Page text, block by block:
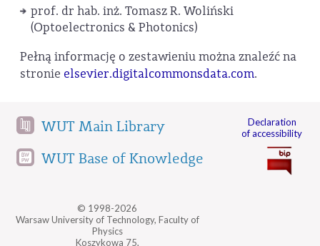
prof. dr hab. inż. Tomasz R. Woliński
(Optoelectronics & Photonics)
Pełną informację o zestawieniu można znaleźć na
stronie elsevier.digitalcommonsdata.com.
WUT Main Library
WUT Base of Knowledge
© 1998-2026
Warsaw University of Technology, Faculty of
Physics
Koszykowa 75,
Declaration
of accessibility